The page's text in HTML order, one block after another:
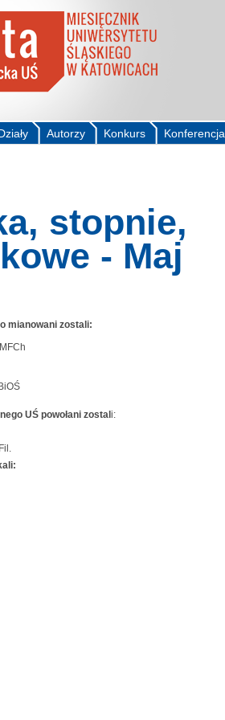
Konferencja
Konkurs
Autorzy
stopnie,
- Maj
mianowani zostali:
UŚ powołani zostali: